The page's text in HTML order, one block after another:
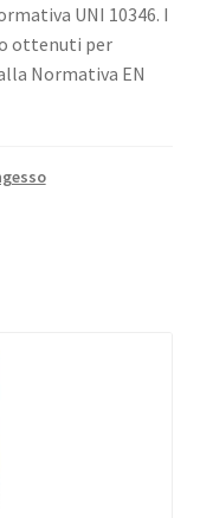
UNI 10346. I
ottenuti per
Normativa EN